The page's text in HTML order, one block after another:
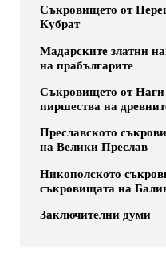
Съкровището от
Кубрат
Мадарските златни
на прабългарите
Съкровището от
пиршества на
Преславското
на Велики Преслав
Никополското
съкровищата на
Заключителни думи